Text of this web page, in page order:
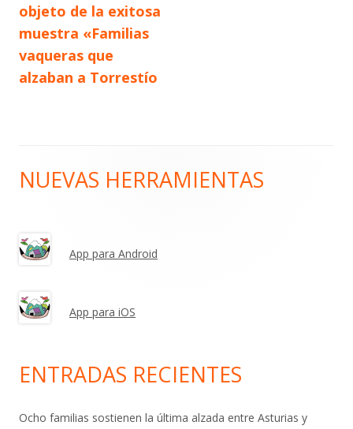
entradas
objeto de la exitosa
muestra «Familias
vaqueras que
alzaban a Torrestío
Barra
principal
NUEVAS HERRAMIENTAS
App para Android
App para iOS
ENTRADAS RECIENTES
Ocho familias sostienen la última alzada entre Asturias y